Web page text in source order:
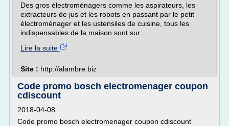
Des gros électroménagers comme les aspirateurs, les
extracteurs de jus et les robots en passant par le petit
électroménager et les ustensiles de cuisine, tous les
indispensables de la maison sont sur...
Lire la suite
Site : http://alambre.biz
Code promo bosch electromenager coupon
cdiscount
2018-04-08
Code promo bosch electromenager coupon cdiscount